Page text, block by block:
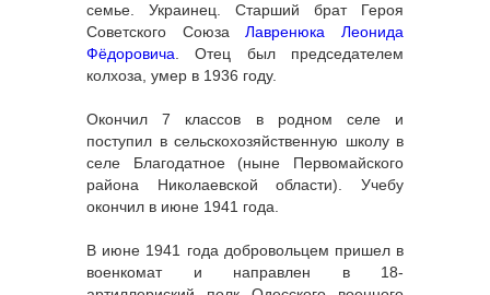
семье. Украинец. Старший брат Героя
Советского СоюзаЛавренюка Леонида
Фёдоровича. Отец был председателем
колхоза, умер в 1936 году.
Окончил 7 классов в родном селе и
поступил в сельскохозяйственную школу в
селе Благодатное (ныне Первомайского
района Николаевской области). Учебу
окончил в июне 1941 года.
В июне 1941 года добровольцем пришел в
военкомат и направлен в 18-